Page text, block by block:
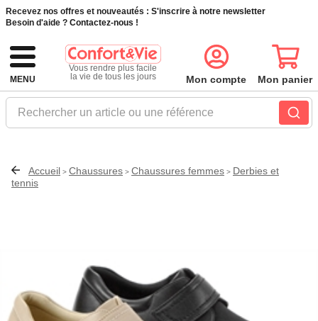
Recevez nos offres et nouveautés : S'inscrire à notre newsletter
Besoin d'aide ? Contactez-nous !
MENU
Vous rendre plus facile
la vie de tous les jours
Rechercher un article ou une référence
Mon compte Mon panier
Accueil > Chaussures > Chaussures femmes > Derbies et
tennis